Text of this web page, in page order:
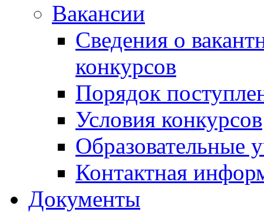
Вакансии
Сведения о
конкурсов
Порядок
Условия конкурсов
Образовательные
Контактная
Документы